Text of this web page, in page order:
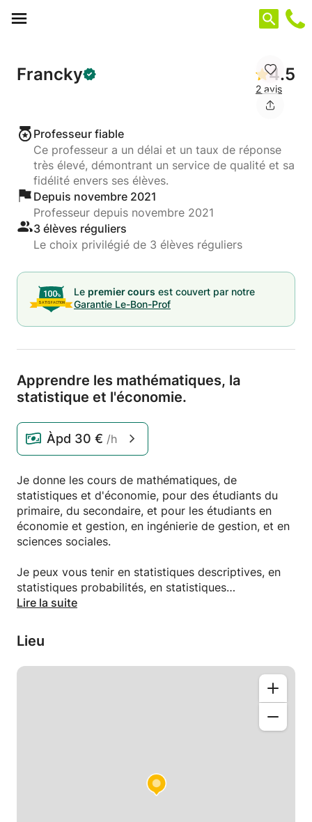
Francky 4.5
2 avis
Professeur fiable
Ce professeur a un délai et un taux de réponse
très élevé, démontrant un service de qualité et sa
fidélité envers ses élèves.
Depuis novembre 2021
Professeur depuis novembre 2021
3 élèves réguliers
Le choix privilégié de 3 élèves réguliers
Le premier cours est couvert par notre
Garantie Le-Bon-Prof
Apprendre les mathématiques, la
statistique et l'économie.
Àpd 30 € /h
Je donne les cours de mathématiques, de
statistiques et d'économie, pour des étudiants du
primaire, du secondaire, et pour les étudiants en
économie et gestion, en ingénierie de gestion, et en
sciences sociales.
Je peux vous tenir en statistiques descriptives, en
statistiques probabilités, en statistiques
inférentielles, et econométrie.
Nous pouvons également travailler en économie
générale, en macroéconomie, en macroéconomie,
etc...
Lire la suite
Lieu